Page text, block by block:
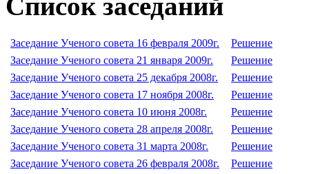
Заседание Ученого совета 16 февраля 2009г.
Решение
Заседание Ученого совета 21 января 2009г.
Решение
Заседание Ученого совета 25 декабря 2008г.
Решение
Заседание Ученого совета 17 ноября 2008г.
Решение
Заседание Ученого совета 10 июня 2008г.
Решение
Заседание Ученого совета 28 апреля 2008г.
Решение
Заседание Ученого совета 31 марта 2008г.
Решение
Заседание Ученого совета 26 февраля 2008г.
Решение